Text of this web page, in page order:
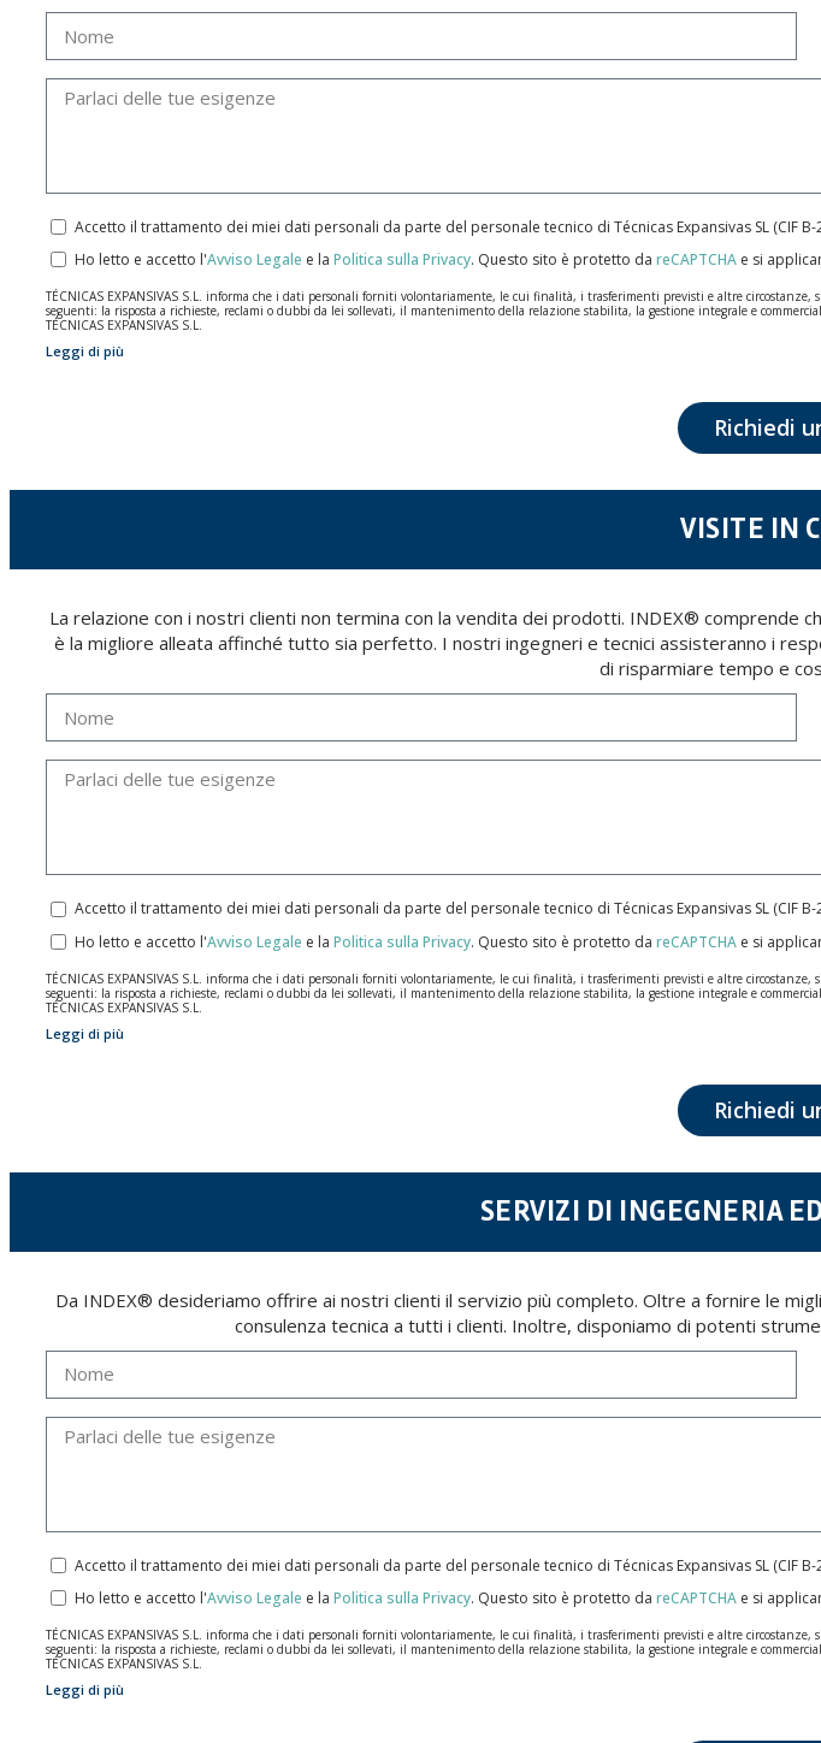
Accetto il trattamento dei miei dati personali da parte del personale tecnico di Técnicas Expansivas SL
Ho letto e accetto l'Avviso Legale e la Politica sulla Privacy. Questo sito è protetto da reCAPTCHA e si
TÉCNICAS EXPANSIVAS S.L. informa che i dati personali forniti volontariamente, le cui finalità, i trasferimenti previsti e altre
seguenti: la risposta a richieste, reclami o dubbi da lei sollevati, il mantenimento della relazione stabilita, la gestione integrale e
TÉCNICAS EXPANSIVAS S.L.
I dati contenuti nei nostri archivi sono assolutamente confidenziali e saranno trattati con la massima riservatezza e nel rispetto di tutti
Gli utenti possono in qualsiasi momento esercitare i loro diritti di accesso, rettifica, opposizione, cancellazione, limitazione del
2016 inviando una lettera al responsabile del trattamento: Valentín Gómez, Direttore, insieme a una fotocopia della sua carta d'identità,
Leggi di più
Richiedi
VISITE IN
La relazione con i nostri clienti non termina con la vendita dei prodotti. INDEX® comprende
è la migliore alleata affinché tutto sia perfetto. I nostri ingegneri e tecnici assisteranno i
di risparmiare tempo e
Accetto il trattamento dei miei dati personali da parte del personale tecnico di Técnicas Expansivas SL
Ho letto e accetto l'Avviso Legale e la Politica sulla Privacy. Questo sito è protetto da reCAPTCHA e si
TÉCNICAS EXPANSIVAS S.L. informa che i dati personali forniti volontariamente, le cui finalità, i trasferimenti previsti e altre
seguenti: la risposta a richieste, reclami o dubbi da lei sollevati, il mantenimento della relazione stabilita, la gestione integrale e
TÉCNICAS EXPANSIVAS S.L.
I dati contenuti nei nostri archivi sono assolutamente confidenziali e saranno trattati con la massima riservatezza e nel rispetto di tutti
Gli utenti possono in qualsiasi momento esercitare i loro diritti di accesso, rettifica, opposizione, cancellazione, limitazione del
2016 inviando una lettera al responsabile del trattamento: Valentín Gómez, Direttore, insieme a una fotocopia della sua carta d'identità,
Leggi di più
Richiedi
SERVIZI DI INGEGNERIA
Da INDEX® desideriamo offrire ai nostri clienti il servizio più completo. Oltre a fornire le
consulenza tecnica a tutti i clienti. Inoltre, disponiamo di potenti
Accetto il trattamento dei miei dati personali da parte del personale tecnico di Técnicas Expansivas SL
Ho letto e accetto l'Avviso Legale e la Politica sulla Privacy. Questo sito è protetto da reCAPTCHA e si
TÉCNICAS EXPANSIVAS S.L. informa che i dati personali forniti volontariamente, le cui finalità, i trasferimenti previsti e altre
seguenti: la risposta a richieste, reclami o dubbi da lei sollevati, il mantenimento della relazione stabilita, la gestione integrale e
TÉCNICAS EXPANSIVAS S.L.
I dati contenuti nei nostri archivi sono assolutamente confidenziali e saranno trattati con la massima riservatezza e nel rispetto di tutti
Leggi di più